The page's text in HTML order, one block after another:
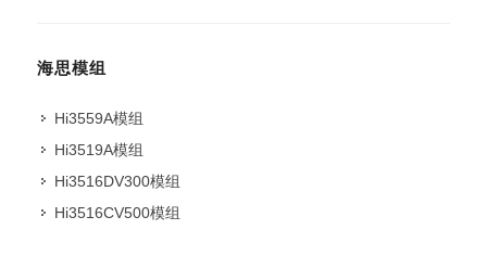
海思模组
Hi3559A模组
Hi3519A模组
Hi3516DV300模组
Hi3516CV500模组